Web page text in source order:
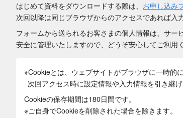
はじめて資料をダウンロードする際は、 お申し込み
次回以降は同じブラウザからのアクセスであれば入
フォームから送られるお客さまの個人情報は、サー
安全に管理いたしますので、どうぞ安心してご利用
※Cookieとは、ウェブサイトがブラウザに一時的
次回アクセス時に設定情報や入力情報を引き継
Cookieの保存期間は180日間です。
※ご自身でCookieを削除された場合を除きます。